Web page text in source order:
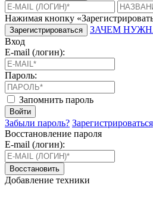
Нажимая кнопку
Зарегистрироваться
ЗАЧЕМ
Вход
E-mail (логин):
Пароль:
Запомнить пароль
Войти
Забыли пароль? Зарегистрироваться
Восстановление пароля
E-mail (логин):
Восстановить
Добавление техники